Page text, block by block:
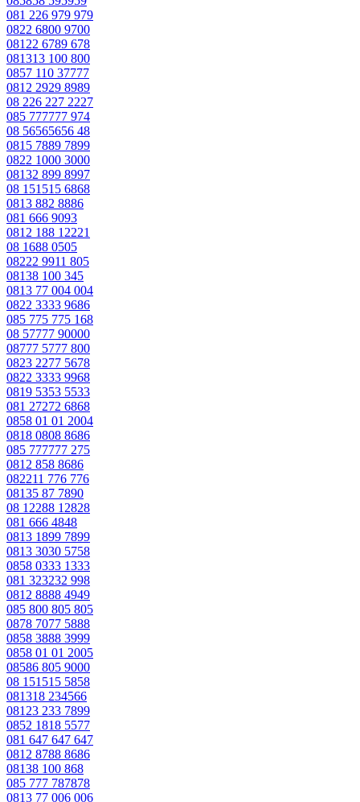
081 226 979 979
0822 6800 9700
08122 6789 678
081313 100 800
0857 110 37777
0812 2929 8989
08 226 227 2227
085 777777 974
08 56565656 48
0815 7889 7899
0822 1000 3000
08132 899 8997
08 151515 6868
0813 882 8886
081 666 9093
0812 188 12221
08 1688 0505
08222 9911 805
08138 100 345
0813 77 004 004
0822 3333 9686
085 775 775 168
08 57777 90000
08777 5777 800
0823 2277 5678
0822 3333 9968
0819 5353 5533
081 27272 6868
0858 01 01 2004
0818 0808 8686
085 777777 275
0812 858 8686
082211 776 776
08135 87 7890
08 12288 12828
081 666 4848
0813 1899 7899
0813 3030 5758
0858 0333 1333
081 323232 998
0812 8888 4949
085 800 805 805
0878 7077 5888
0858 3888 3999
0858 01 01 2005
08586 805 9000
08 151515 5858
081318 234566
08123 233 7899
0852 1818 5577
081 647 647 647
0812 8788 8686
08138 100 868
085 777 787878
0813 77 006 006